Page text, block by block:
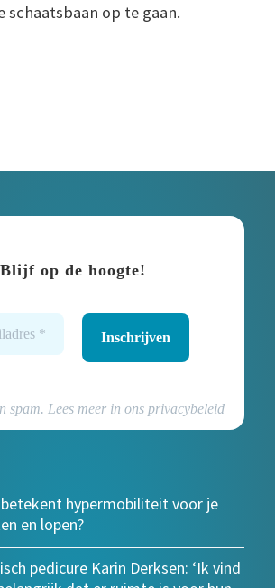
schaatsbaan op te gaan.
Blijf op de hoogte!
spam. Lees meer inons privacybeleid
hypermobiliteit voor je
en lopen?
pedicure Karin Derksen: ‘Ik vind